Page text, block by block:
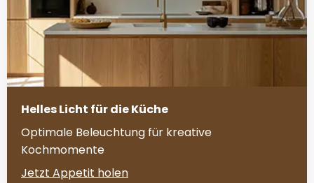
Helles Licht für die Küche
Optimale Beleuchtung für kreative
Kochmomente
Jetzt Appetit holen